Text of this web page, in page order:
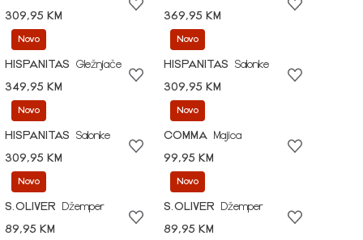
309,95 KM
369,95 KM
Novo
HISPANITAS
Gležnjače
349,95 KM
Novo
HISPANITAS
Salonke
309,95 KM
Novo
HISPANITAS
Salonke
309,95 KM
Novo
COMMA
Majica
99,95 KM
Novo
S.OLIVER
Džemper
89,95 KM
Novo
S.OLIVER
Džemper
89,95 KM